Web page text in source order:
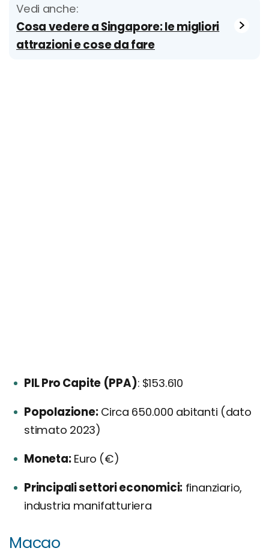
Vedi anche:
Cosa vedere a Singapore: le migliori
attrazioni e cose da fare
PIL Pro Capite (PPA): $153.610
Popolazione:Circa 650.000 abitanti (dato
stimato 2023)
Moneta:Euro (€)
Principali settori economici: finanziario,
industria manifatturiera
Macao